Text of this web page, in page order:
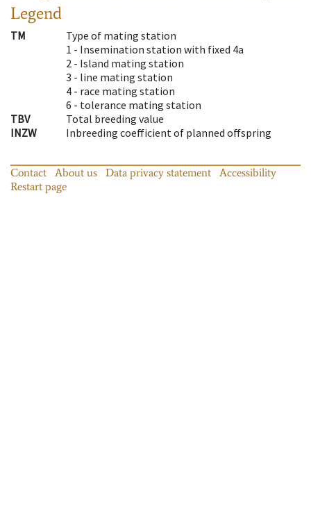
Legend
TM
Type of mating station
1 - Insemination station with fixed 4a
2 - Island mating station
3 - line mating station
4 - race mating station
6 - tolerance mating station
TBV
Total breeding value
INZW
Inbreeding coefficient of planned offspring
Contact About us Data privacy statement
Accessibility
Restart page